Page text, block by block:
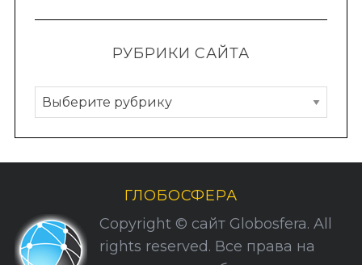
РУБРИКИ САЙТА
Р
у
б
р
и
С
ГЛОБОСФЕРА
Copyright © сайт Globosfera. All
rights reserved. Все права на